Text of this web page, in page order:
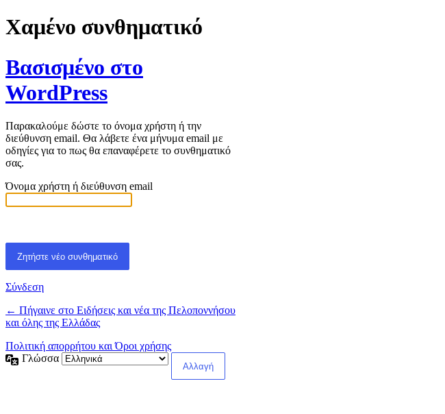
Χαμένο συνθηματικό
Βασισμένο στο
WordPress
Παρακαλούμε δώστε το όνομα χρήστη ή την
διεύθυνση email. Θα λάβετε ένα μήνυμα email με
οδηγίες για το πως θα επαναφέρετε το συνθηματικό
σας.
Όνομα χρήστη ή διεύθυνση email
Σύνδεση
← Πήγαινε στο Ειδήσεις και νέα της Πελοποννήσου
και όλης της Ελλάδας
Πολιτική απορρήτου και Όροι χρήσης
Γλώσσα